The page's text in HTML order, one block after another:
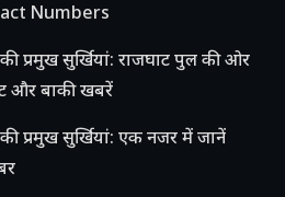
Numbers
प्रमुख सुर्खियां: राजघाट पुल की ओर
और बाकी खबरें
प्रमुख सुर्खियां: एक नजर में जानें